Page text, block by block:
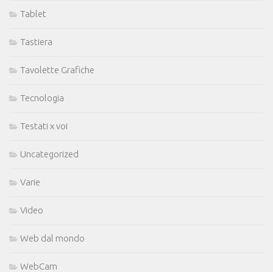
Tablet
Tastiera
Tavolette Grafiche
Tecnologia
Testati x voi
Uncategorized
Varie
Video
Web dal mondo
WebCam